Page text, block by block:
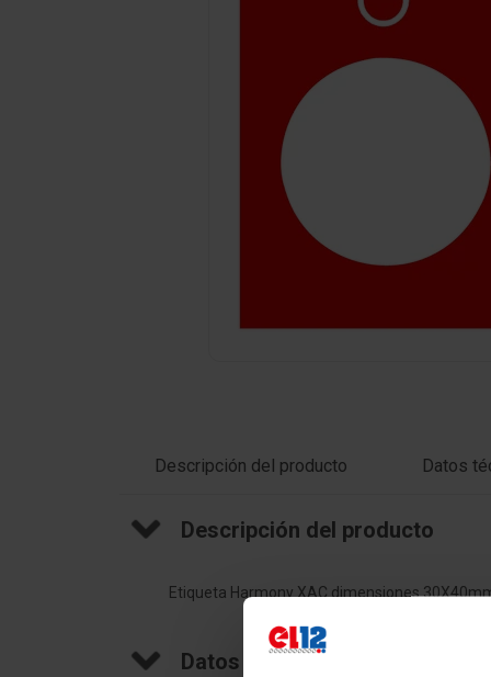
Descripción del producto Datos
Descripción del producto
Etiqueta Harmony XAC dimensiones
Datos técnicos